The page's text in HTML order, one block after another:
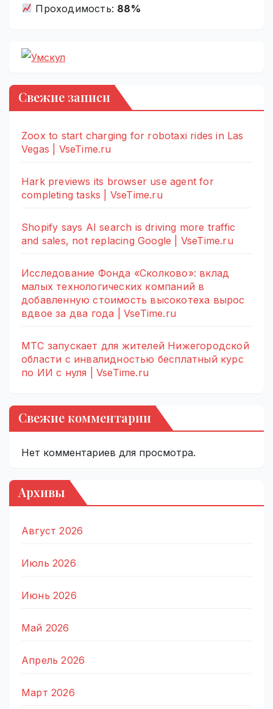
Проходимость: 88%
Свежие записи
Zoox to start charging for robotaxi rides in Las
Vegas | VseTime.ru
Hark previews its browser use agent for
completing tasks | VseTime.ru
Shopify says AI search is driving more traffic
and sales, not replacing Google | VseTime.ru
Исследование Фонда «Сколково»: вклад
малых технологических компаний в
добавленную стоимость высокотеха вырос
вдвое за два года | VseTime.ru
МТС запускает для жителей Нижегородской
области с инвалидностью бесплатный курс
по ИИ с нуля | VseTime.ru
Свежие комментарии
Нет комментариев для просмотра.
Архивы
Август 2026
Июль 2026
Июнь 2026
Май 2026
Апрель 2026
Март 2026